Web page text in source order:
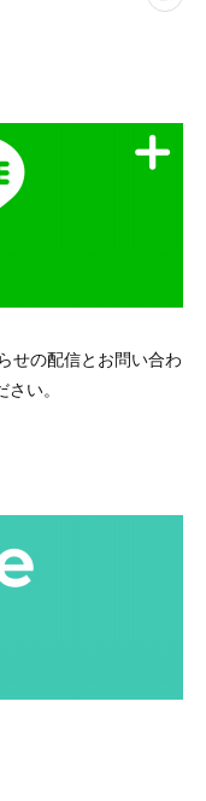
せの配信とお問い合わ
い。